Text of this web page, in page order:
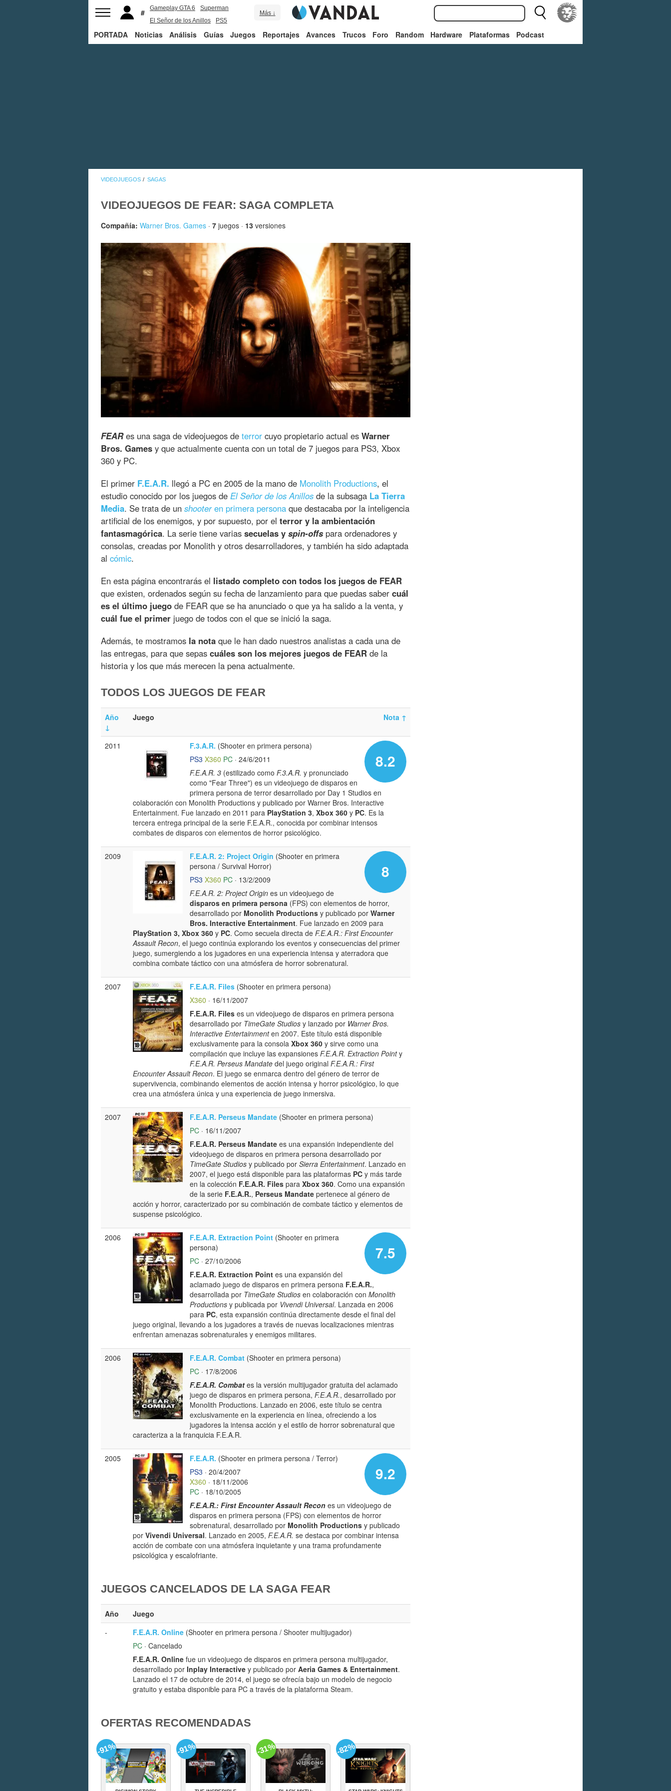
Gameplay GTA 6
Superman
El Señor de los Anillos
PS5
Más ↓
PORTADA Noticias Análisis Guías Juegos Reportajes Avances Trucos Foro Random Hardware Plataformas Podcast
VIDEOJUEGOS SAGAS
VIDEOJUEGOS DE FEAR: SAGA COMPLETA
Compañía: Warner Bros. Games · 7 juegos · 13 versiones
FEARes una saga de videojuegos de terror cuyo propietario actual es Warner
Bros. Games y que actualmente cuenta con un total de 7 juegos para PS3, Xbox
360 y PC.
El primer F.E.A.R. llegó a PC en 2005 de la mano de Monolith Productions, el
estudio conocido por los juegos de El Señor de los Anillos de la subsaga La Tierra
Media. Se trata de un shooteren primera persona que destacaba por la inteligencia
artificial de los enemigos, y por supuesto, por el terror y la ambientación
fantasmagórica. La serie tiene varias secuelas y spin-offspara ordenadores y
consolas, creadas por Monolith y otros desarrolladores, y también ha sido adaptada
al cómic.
En esta página encontrarás el listado completo con todos los juegos de FEAR
que existen, ordenados según su fecha de lanzamiento para que puedas saber cuál
es el último juego de FEAR que se ha anunciado o que ya ha salido a la venta, y
cuál fue el primer juego de todos con el que se inició la saga.
Además, te mostramos la nota que le han dado nuestros analistas a cada una de
las entregas, para que sepas cuáles son los mejores juegos de FEAR de la
historia y los que más merecen la pena actualmente.
TODOS LOS JUEGOS DE FEAR
Año
↓
Nota ↑
Juego
2011
8.2
F.3.A.R. (Shooter en primera persona)
PS3 X360 PC · 24/6/2011
F.E.A.R. 3 (estilizado como F.3.A.R. y pronunciado
como "Fear Three") es un videojuego de disparos en
primera persona de terror desarrollado por Day 1 Studios en
colaboración con Monolith Productions y publicado por Warner Bros. Interactive
Entertainment. Fue lanzado en 2011 para PlayStation 3, Xbox 360 y PC. Es la
tercera entrega principal de la serie F.E.A.R., conocida por combinar intensos
combates de disparos con elementos de horror psicológico.
2009
8
F.E.A.R. 2: Project Origin (Shooter en primera
persona / Survival Horror)
PS3 X360 PC · 13/2/2009
F.E.A.R. 2: Project Origin es un videojuego de
disparos en primera persona (FPS) con elementos de horror,
desarrollado por Monolith Productions y publicado por Warner
Bros. Interactive Entertainment. Fue lanzado en 2009 para
PlayStation 3, Xbox 360 y PC. Como secuela directa de F.E.A.R.: First Encounter
Assault Recon, el juego continúa explorando los eventos y consecuencias del primer
juego, sumergiendo a los jugadores en una experiencia intensa y aterradora que
combina combate táctico con una atmósfera de horror sobrenatural.
2007 F.E.A.R. Files (Shooter en primera persona)
X360 · 16/11/2007
F.E.A.R. Files es un videojuego de disparos en primera persona
desarrollado por TimeGate Studios y lanzado por Warner Bros.
Interactive Entertainmenten 2007. Este título está disponible
exclusivamente para la consola Xbox 360 y sirve como una
compilación que incluye las expansiones F.E.A.R. Extraction Pointy
F.E.A.R. Perseus Mandate del juego original F.E.A.R.: First
Encounter Assault Recon. El juego se enmarca dentro del género de terror de
supervivencia, combinando elementos de acción intensa y horror psicológico, lo que
crea una atmósfera única y una experiencia de juego inmersiva.
2007 F.E.A.R. Perseus Mandate (Shooter en primera persona)
PC · 16/11/2007
F.E.A.R. Perseus Mandate es una expansión independiente del
videojuego de disparos en primera persona desarrollado por
TimeGate Studios y publicado por Sierra Entertainment. Lanzado en
2007, el juego está disponible para las plataformas PC y más tarde
en la colección F.E.A.R. Files para Xbox 360. Como una expansión
de la serie F.E.A.R., Perseus Mandate pertenece al género de
acción y horror, caracterizado por su combinación de combate táctico y elementos de
suspense psicológico.
2006
7.5
F.E.A.R. Extraction Point (Shooter en primera
persona)
PC · 27/10/2006
F.E.A.R. Extraction Point es una expansión del
aclamado juego de disparos en primera persona F.E.A.R.,
desarrollada por TimeGate Studios en colaboración con Monolith
Productions y publicada por Vivendi Universal. Lanzada en 2006
para PC, esta expansión continúa directamente desde el final del
juego original, llevando a los jugadores a través de nuevas localizaciones mientras
enfrentan amenazas sobrenaturales y enemigos militares.
2006 F.E.A.R. Combat (Shooter en primera persona)
PC · 17/8/2006
F.E.A.R. Combat es la versión multijugador gratuita del aclamado
juego de disparos en primera persona, F.E.A.R., desarrollado por
Monolith Productions. Lanzado en 2006, este título se centra
exclusivamente en la experiencia en línea, ofreciendo a los
jugadores la intensa acción y el estilo de horror sobrenatural que
caracteriza a la franquicia F.E.A.R.
2005
9.2
F.E.A.R. (Shooter en primera persona / Terror)
PS3 · 20/4/2007
X360 · 18/11/2006
PC · 18/10/2005
F.E.A.R.: First Encounter Assault Recon es un videojuego de
disparos en primera persona (FPS) con elementos de horror
sobrenatural, desarrollado por Monolith Productions y publicado
por Vivendi Universal. Lanzado en 2005, F.E.A.R. se destaca por combinar intensa
acción de combate con una atmósfera inquietante y una trama profundamente
psicológica y escalofriante.
JUEGOS CANCELADOS DE LA SAGA FEAR
Año
Juego
-
F.E.A.R. Online (Shooter en primera persona / Shooter multijugador)
PC · Cancelado
F.E.A.R. Online fue un videojuego de disparos en primera persona multijugador,
desarrollado por Inplay Interactive y publicado por Aeria Games & Entertainment.
Lanzado el 17 de octubre de 2014, el juego se ofrecía bajo un modelo de negocio
gratuito y estaba disponible para PC a través de la plataforma Steam.
OFERTAS RECOMENDADAS
-91% -91% -31% -82%